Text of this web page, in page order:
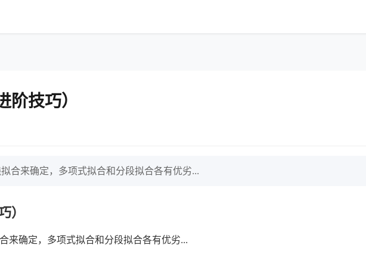
技巧）
合来确定，多项式拟合和分段拟合各有优劣...
）
来确定，多项式拟合和分段拟合各有优劣...